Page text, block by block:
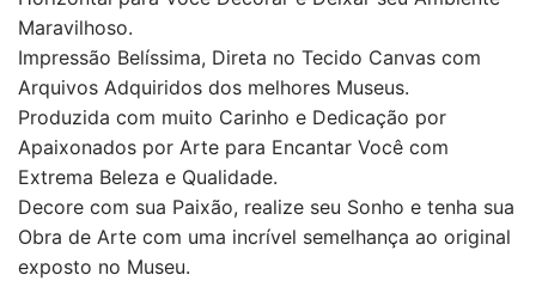
Maravilhoso.
Impressão Belíssima, Direta no Tecido Canvas com
Arquivos Adquiridos dos melhores Museus.
Produzida com muito Carinho e Dedicação por
Apaixonados por Arte para Encantar Você com
Extrema Beleza e Qualidade.
Decore com sua Paixão, realize seu Sonho e tenha sua
Obra de Arte com uma incrível semelhança ao original
exposto no Museu.